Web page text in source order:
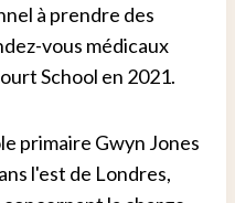
à prendre des
vous médicaux
School en 2021.
primaire Gwyn Jones
l'est de Londres,